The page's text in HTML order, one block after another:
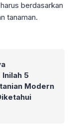
berdasarkan
tanaman.
5
Modern